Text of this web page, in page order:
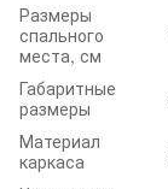
Размеры
спального
места, см
Габаритные
размеры
Материал
каркаса